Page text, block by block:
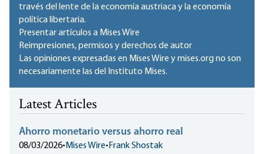
través del lente de la economía austriaca y la economía
política libertaria.
Presentar artículos a Mises Wire
Reimpresiones, permisos y derechos de autor
Las opiniones expresadas en Mises Wire y mises.org no son
necesariamente las del Instituto Mises.
Latest Articles
Ahorro monetario versus ahorro real
08/03/2026• Mises Wire• Frank Shostak